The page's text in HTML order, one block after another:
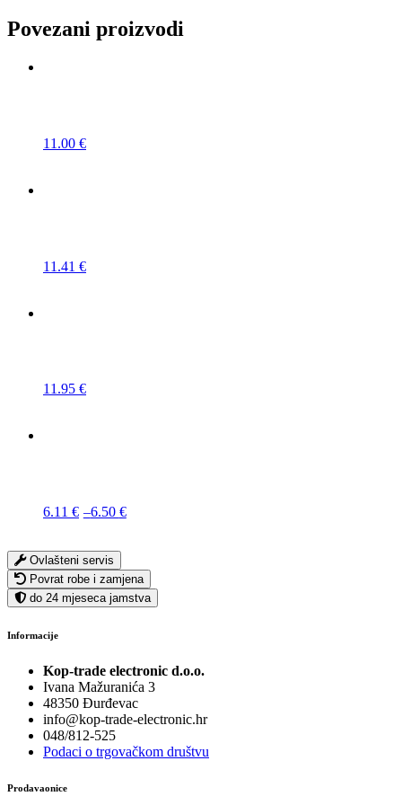
Povezani proizvodi
11.00 €
11.41 €
11.95 €
6.11 € –6.50 €
Raspon
6.11 €
do
6.50 €
Ovlašteni servis
Povrat robe i zamjena
do 24 mjeseca jamstva
Informacije
Kop-trade electronic d.o.o.
Ivana Mažuranića 3
48350 Đurđevac
info@kop-trade-electronic.hr
048/812-525
Podaci o trgovačkom društvu
Prodavaonice